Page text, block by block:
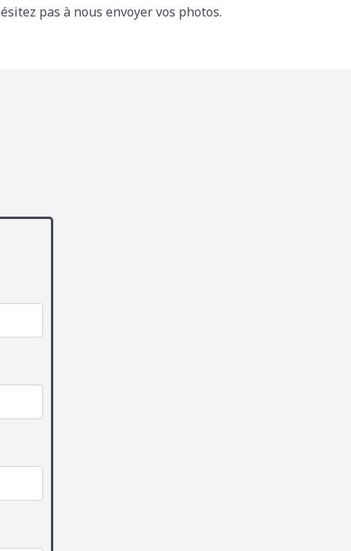
pas à nous envoyer vos photos.